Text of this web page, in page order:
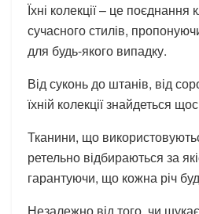
Їхні колекції – це поєднання
сучасного стилів,
для будь-якого випадку.
Від суконь до штанів, від
їхній колекції знайдеться
Тканини, що
ретельно відбираються за
гарантуючи, що кожна річ